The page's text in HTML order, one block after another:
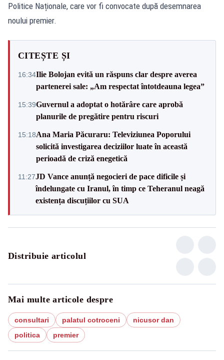
Politice Naționale, care vor fi convocate după desemnarea
noului premier.
CITEȘTE ȘI
16:34Ilie Bolojan evită un răspuns clar despre averea
partenerei sale: „Am respectat întotdeauna legea”
15:39Guvernul a adoptat o hotărâre care aprobă
planurile de pregătire pentru riscuri
15:18Ana Maria Păcuraru: Televiziunea Poporului
solicită investigarea deciziilor luate în această
perioadă de criză enegetică
11:27JD Vance anunță negocieri de pace dificile și
îndelungate cu Iranul, în timp ce Teheranul neagă
existența discuțiilor cu SUA
Distribuie articolul
Mai multe articole despre
consultari palatul cotroceni
nicusor dan
politica
premier